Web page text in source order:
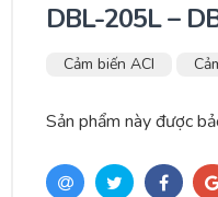
DBL-205L –
Cảm biến ACI
Sản phẩm này được